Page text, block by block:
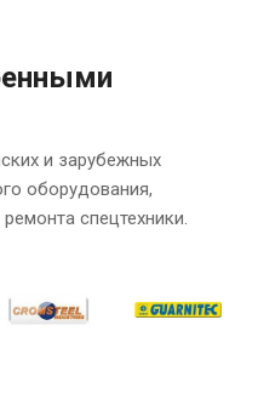
и зарубежных
оборудования,
спецтехники.